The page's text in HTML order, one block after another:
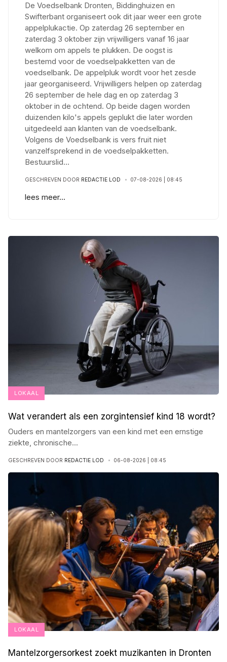
De Voedselbank Dronten, Biddinghuizen en
Swifterbant organiseert ook dit jaar weer een grote
appelplukactie. Op zaterdag 26 september en
zaterdag 3 oktober zijn vrijwilligers vanaf 16 jaar
welkom om appels te plukken. De oogst is
bestemd voor de voedselpakketten van de
voedselbank. De appelpluk wordt voor het zesde
jaar georganiseerd. Vrijwilligers helpen op zaterdag
26 september de hele dag en op zaterdag 3
oktober in de ochtend. Op beide dagen worden
duizenden kilo's appels geplukt die later worden
uitgedeeld aan klanten van de voedselbank.
Volgens de Voedselbank is vers fruit niet
vanzelfsprekend in de voedselpakketten.
Bestuurslid...
GESCHREVEN DOOR REDACTIE LOD 07-08-2026 | 08:45
lees meer...
LOKAAL
Wat verandert als een zorgintensief kind 18 wordt?
Ouders en mantelzorgers van een kind met een ernstige
ziekte, chronische...
GESCHREVEN DOOR REDACTIE LOD 06-08-2026 | 08:45
LOKAAL
Mantelzorgersorkest zoekt muzikanten in Dronten